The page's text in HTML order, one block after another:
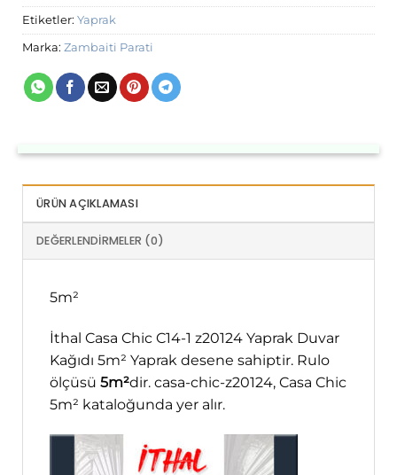
Etiketler: Yaprak
Marka: Zambaiti Parati
ÜRÜN AÇIKLAMASI
DEĞERLENDIRMELER (0)
5m²
İthal Casa Chic C14-1 z20124 Yaprak Duvar
Kağıdı 5m² Yaprak desene sahiptir. Rulo
ölçüsü 5m²dir. casa-chic-z20124, Casa Chic
5m² kataloğunda yer alır.